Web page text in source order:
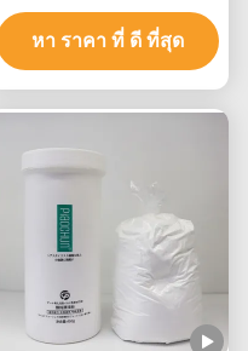
สําหรับชั้น 8-9
หา ราคา ที่ ดี ที่สุด